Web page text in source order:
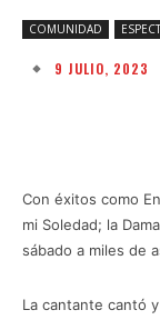
COMUNIDAD
9 JULIO, 2023
Con éxitos como
mi Soledad; la
sábado a miles de
La cantante cantó